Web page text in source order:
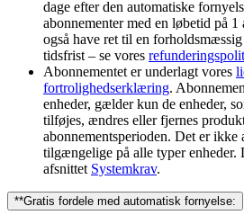
dage efter den automatiske
abonnementer med en løbetid på
også have ret til en
tidsfrist – se vores
Abonnementet er underlagt vores
fortrolighedserklæring.
enheder, gælder kun de enheder,
tilføjes, ændres eller fjernes
abonnementsperioden. Det er
tilgængelige på alle typer enheder.
afsnittet Systemkrav.
**Gratis fordele med automatisk fornyelse: